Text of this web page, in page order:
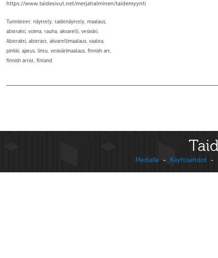
https://www.taidesivut.net/merjahalminen/taidemyynti
Tunnisteet: näyttely, taidenäyttely, maalaus,
abstrakti, voima, rauha, akvarelli, vesiväri,
Abstrakti, abstract, akvarellimaalaus, vaalea,
pinkki, ajatus, lintu, vesivärimaalaus, finnish art,
finnish artist, finland
Medialle - Käyttöehdot -